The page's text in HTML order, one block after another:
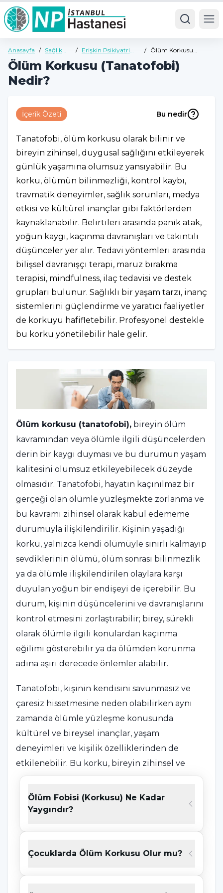
Anasayfa / Sağlık
/
Erişkin Psikiyatri
/ Ölüm Korkusu
Ölüm Korkusu (Tanatofobi)
Nedir?
İçerik Özeti Bu nedir
Tanatofobi, ölüm korkusu olarak bilinir ve
bireyin zihinsel, duygusal sağlığını etkileyerek
günlük yaşamına olumsuz yansıyabilir. Bu
korku, ölümün bilinmezliği, kontrol kaybı,
travmatik deneyimler, sağlık sorunları, medya
etkisi ve kültürel inançlar gibi faktörlerden
kaynaklanabilir. Belirtileri arasında panik atak,
yoğun kaygı, kaçınma davranışları ve takıntılı
düşünceler yer alır. Tedavi yöntemleri arasında
bilişsel davranışçı terapi, maruz bırakma
terapisi, mindfulness, ilaç tedavisi ve destek
grupları bulunur. Sağlıklı bir yaşam tarzı, inanç
sistemlerini güçlendirme ve yaratıcı faaliyetler
de korkuyu hafifletebilir. Profesyonel destekle
bu korku yönetilebilir hale gelir.
Ölüm korkusu (tanatofobi), bireyin ölüm
kavramından veya ölümle ilgili düşüncelerden
derin bir kaygı duyması ve bu durumun yaşam
kalitesini olumsuz etkileyebilecek düzeyde
olmasıdır. Tanatofobi, hayatın kaçınılmaz bir
gerçeği olan ölümle yüzleşmekte zorlanma ve
bu kavramı zihinsel olarak kabul edememe
durumuyla ilişkilendirilir. Kişinin yaşadığı
korku, yalnızca kendi ölümüyle sınırlı kalmayıp
sevdiklerinin ölümü, ölüm sonrası bilinmezlik
ya da ölümle ilişkilendirilen olaylara karşı
duyulan yoğun bir endişeyi de içerebilir. Bu
durum, kişinin düşüncelerini ve davranışlarını
kontrol etmesini zorlaştırabilir; birey, sürekli
olarak ölümle ilgili konulardan kaçınma
eğilimi gösterebilir ya da ölümden korunma
adına aşırı derecede önlemler alabilir.
Tanatofobi, kişinin kendisini savunmasız ve
çaresiz hissetmesine neden olabilirken aynı
zamanda ölümle yüzleşme konusunda
kültürel ve bireysel inançlar, yaşam
deneyimleri ve kişilik özelliklerinden de
etkilenebilir. Bu korku, bireyin zihinsel ve
duygusal sağlığını etkilediği kadar günlük
aktivitelerine, sosyal ilişkilerine ve genel yaşam
tatminine de olumsuz yansıyabilir. Tanatofobi
değerlendirilse de, her bireyde farklı şekillerde
ortaya çıkabilir ve bireylerin ölüm kavramına
yoğunluğunu belirleyebilir.
Ölüm Fobisi (Korkusu) Ne Kadar
Yaygındır?
Çocuklarda Ölüm Korkusu Olur mu?